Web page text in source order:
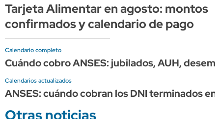
Tarjeta Alimentar en agosto: montos
confirmados y calendario de pago
Calendario completo
Cuándo cobro ANSES: jubilados, AUH,
Calendarios actualizados
ANSES: cuándo cobran los DNI terminados
Otras noticias